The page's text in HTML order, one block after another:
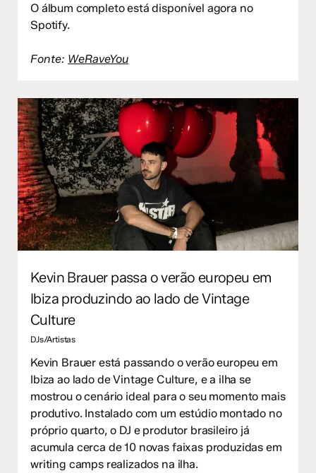
O álbum completo está disponível agora no
Spotify.
Fonte: WeRaveYou
Kevin Brauer passa o verão europeu em
Ibiza produzindo ao lado de Vintage
Culture
DJs/Artistas
Kevin Brauer está passando o verão europeu em
Ibiza ao lado de Vintage Culture, e a ilha se
mostrou o cenário ideal para o seu momento mais
produtivo. Instalado com um estúdio montado no
próprio quarto, o DJ e produtor brasileiro já
acumula cerca de 10 novas faixas produzidas em
writing camps realizados na ilha.